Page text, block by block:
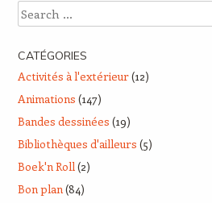
Search
CATÉGORIES
Activités à l'extérieur(12)
Animations (147)
Bandes dessinées (19)
Bibliothèques d'ailleurs (5)
Boek'n Roll(2)
Bon plan(84)